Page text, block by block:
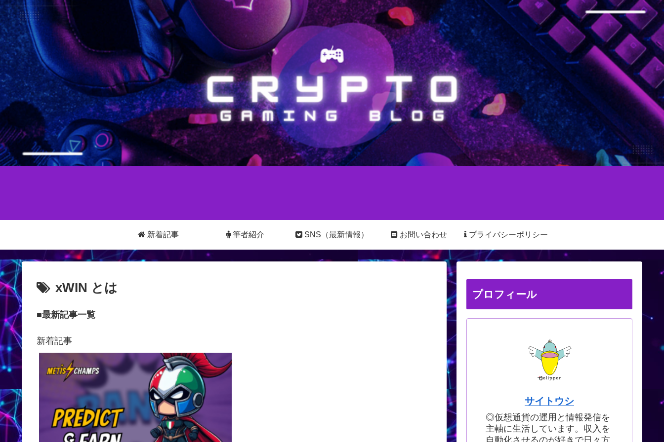
新着記事 筆者紹介 SNS（最新情報） お問い合わせ プライバシーポリシー
xWIN とは
■最新記事一覧
新着記事
プロフィール
サイトウシ
◎仮想通貨の運用と情報発信を
主軸に生活しています。収入を
自動化させるのが好きで日々方